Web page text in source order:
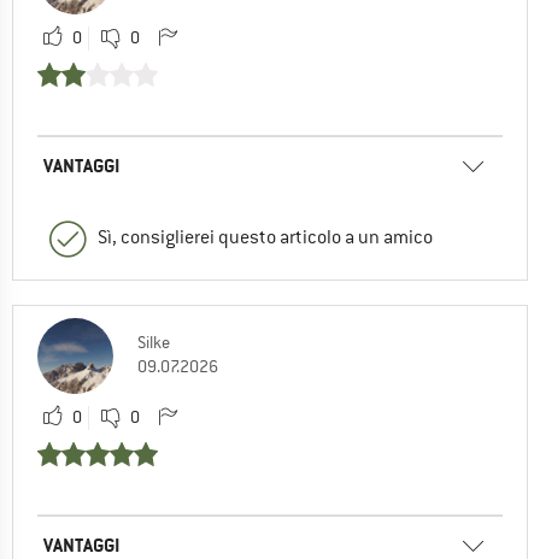
0 0
VANTAGGI
Sì, consiglierei questo articolo a un amico
Silke
09.07.2026
0 0
VANTAGGI